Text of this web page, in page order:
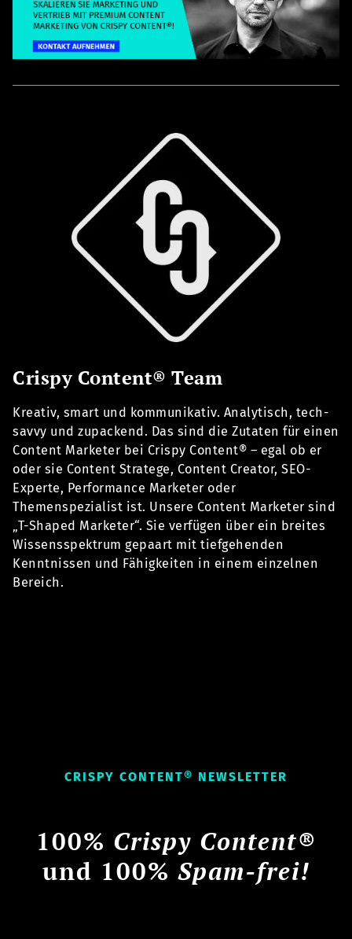
Crispy Content® Team
Kreativ, smart und kommunikativ. Analytisch, tech-
savvy und zupackend. Das sind die Zutaten für einen
Content Marketer bei Crispy Content® – egal ob er
oder sie Content Stratege, Content Creator, SEO-
Experte, Performance Marketer oder
Themenspezialist ist. Unsere Content Marketer sind
„T-Shaped Marketer“. Sie verfügen über ein breites
Wissensspektrum gepaart mit tiefgehenden
Kenntnissen und Fähigkeiten in einem einzelnen
Bereich.
CRISPY CONTENT® NEWSLETTER
100% Crispy Content®
und 100% Spam-frei!